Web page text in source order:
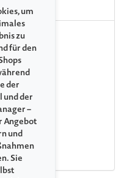
um
zu
für den
der
und der
–
Angebot
und
Sie